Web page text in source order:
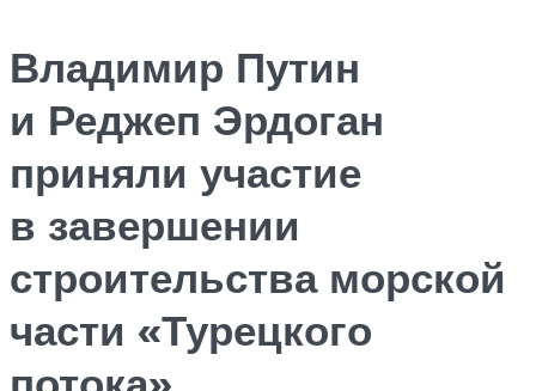
Владимир Путин
и Реджеп Эрдоган
приняли участие
в завершении
строительства морской
части «Турецкого